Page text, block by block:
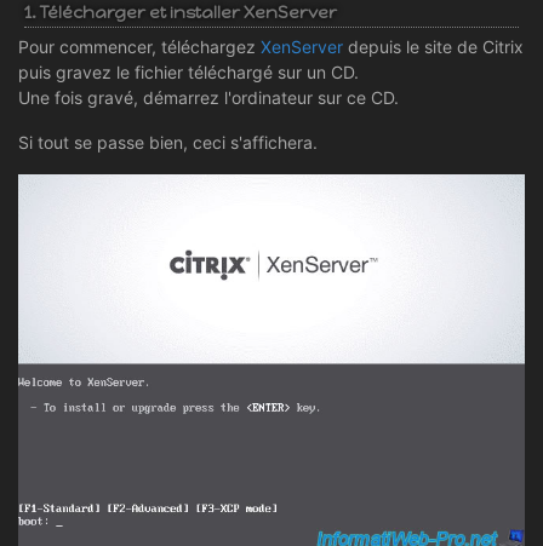
1. Télécharger et installer XenServer
Pour commencer, téléchargez XenServer depuis le site de Citrix
puis gravez le fichier téléchargé sur un CD.
Une fois gravé, démarrez l'ordinateur sur ce CD.
Si tout se passe bien, ceci s'affichera.